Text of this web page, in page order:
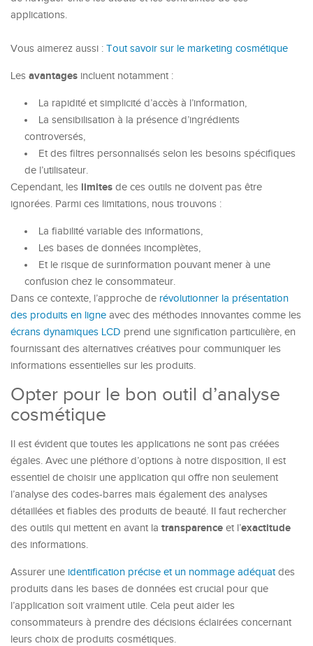
applications.
Vous aimerez aussi : Tout savoir sur le marketing cosmétique
Les avantages incluent notamment :
La rapidité et simplicité d’accès à l’information,
La sensibilisation à la présence d’ingrédients
controversés,
Et des filtres personnalisés selon les besoins spécifiques
de l’utilisateur.
Cependant, les limites de ces outils ne doivent pas être
ignorées. Parmi ces limitations, nous trouvons :
La fiabilité variable des informations,
Les bases de données incomplètes,
Et le risque de surinformation pouvant mener à une
confusion chez le consommateur.
Dans ce contexte, l’approche de révolutionner la présentation
des produits en ligne avec des méthodes innovantes comme les
écrans dynamiques LCD prend une signification particulière, en
fournissant des alternatives créatives pour communiquer les
informations essentielles sur les produits.
Opter pour le bon outil d’analyse
cosmétique
Il est évident que toutes les applications ne sont pas créées
égales. Avec une pléthore d’options à notre disposition, il est
essentiel de choisir une application qui offre non seulement
l’analyse des codes-barres mais également des analyses
détaillées et fiables des produits de beauté. Il faut rechercher
des outils qui mettent en avant la transparence et l’exactitude
des informations.
Assurer une identification précise et un nommage adéquatdes
produits dans les bases de données est crucial pour que
l’application soit vraiment utile. Cela peut aider les
consommateurs à prendre des décisions éclairées concernant
leurs choix de produits cosmétiques.